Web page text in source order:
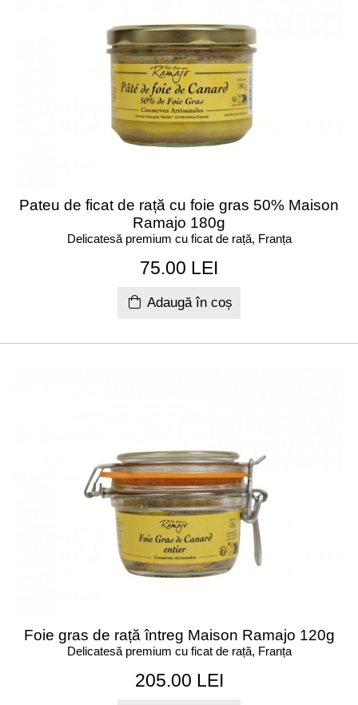
Pateu de ficat de rață cu foie gras 50% Maison
Ramajo 180g
Delicatesă premium cu ficat de rață, Franța
75.00 LEI
Adaugă în coș
Foie gras de rață întreg Maison Ramajo 120g
Delicatesă premium cu ficat de rață, Franța
205.00 LEI